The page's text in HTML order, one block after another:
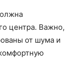
центра. Важно,
от шума и